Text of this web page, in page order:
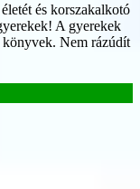
és korszakalkotó
A gyerekek
könyvek. Nem rázúdít